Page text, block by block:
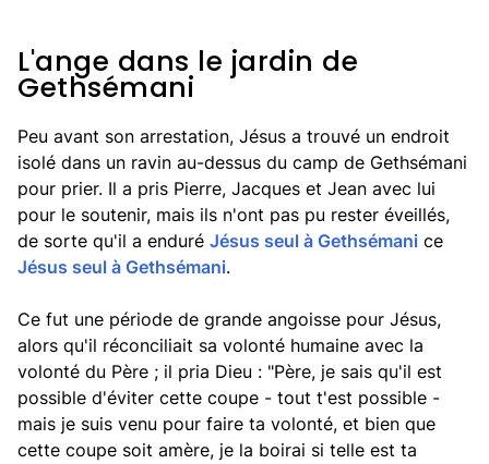
L'ange dans le jardin de
Gethsémani
Peu avant son arrestation, Jésus a trouvé un endroit
isolé dans un ravin au-dessus du camp de Gethsémani
pour prier. Il a pris Pierre, Jacques et Jean avec lui
pour le soutenir, mais ils n'ont pas pu rester éveillés,
de sorte qu'il a enduré Jésus seul à Gethsémani ce
Jésus seul à Gethsémani.
Ce fut une période de grande angoisse pour Jésus,
alors qu'il réconciliait sa volonté humaine avec la
volonté du Père ; il pria Dieu : "Père, je sais qu'il est
possible d'éviter cette coupe - tout t'est possible -
mais je suis venu pour faire ta volonté, et bien que
cette coupe soit amère, je la boirai si telle est ta